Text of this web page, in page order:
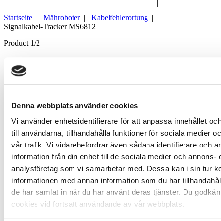
Denna webbplats använder cookies
Vi använder enhetsidentifierare för att anpassa innehållet
till användarna, tillhandahålla funktioner för sociala medier
vår trafik. Vi vidarebefordrar även sådana identifierare och
information från din enhet till de sociala medier och annons-
analysföretag som vi samarbetar med. Dessa kan i sin tur
informationen med annan information som du har
de har samlat in när du har använt deras tjänster. Du
cookies vid fortsatt användande av vår webbplats.
Startseite | Mähroboter| Kabelfehlerortung |
Signalkabel-Tracker MS6812
Product 1/2
=